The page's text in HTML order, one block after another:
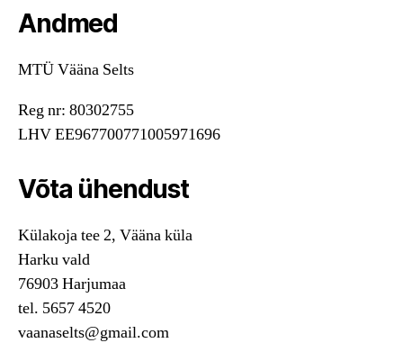
Andmed
MTÜ Vääna Selts
Reg nr: 80302755
LHV EE967700771005971696
Võta ühendust
Külakoja tee 2, Vääna küla
Harku vald
76903 Harjumaa
tel. 5657 4520
vaanaselts@gmail.com